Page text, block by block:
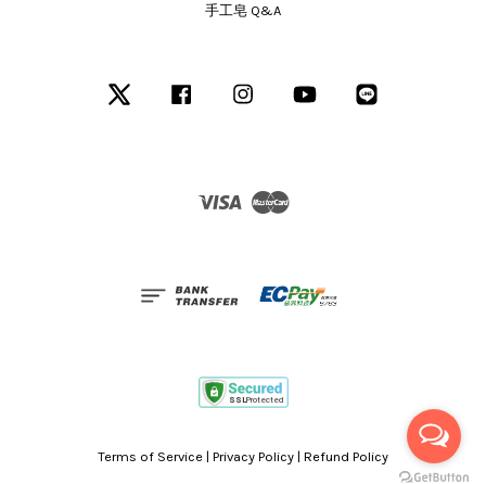
手工皂 Q&A
Twitter Facebook Instagram YouTube
Visa Master
Terms of Service | Privacy Policy | Refund Policy